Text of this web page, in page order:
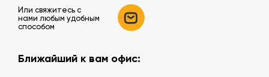
Или свяжитесь c
нами любым удобным
способом
Ближайший к вам офис: